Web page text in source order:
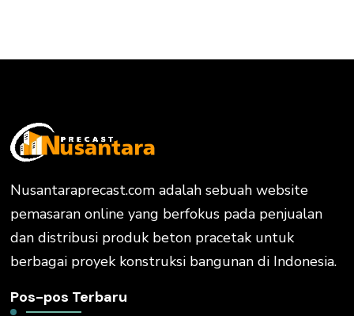
Nusantaraprecast.com adalah sebuah website
pemasaran online yang berfokus pada penjualan
dan distribusi produk beton pracetak untuk
berbagai proyek konstruksi bangunan di Indonesia.
Pos-pos Terbaru